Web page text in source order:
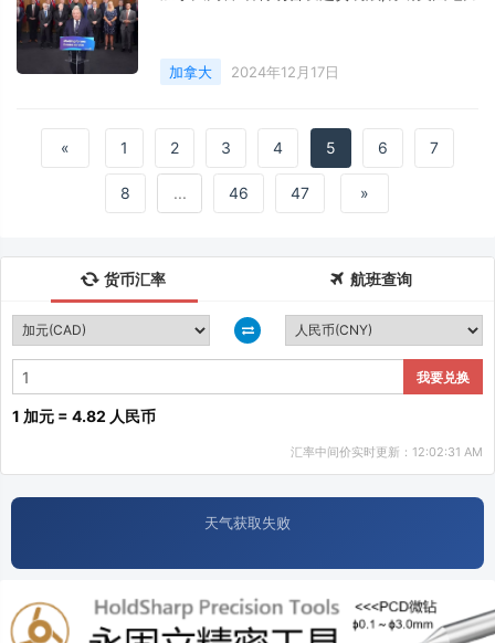
加拿大 2024年12月17日
« 1 2 3 4 5 6 7
8 ... 46 47 »
货币汇率 航班查询
我要兑换
1 加元 = 4.82 人民币
汇率中间价实时更新：12:02:31 AM
天气获取失败